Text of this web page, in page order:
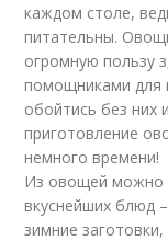
каждом столе,
питательны.
огромную пользу
помощниками для
обойтись без них
приготовление
немного времени!
Из овощей можно
вкуснейших блюд
зимние